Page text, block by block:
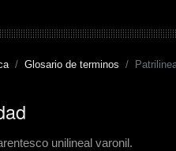
Glosario de terminos
unilineal varonil.